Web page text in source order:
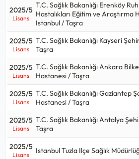
2025/5
Lisans
T.C. Sağlık Bakanlığı Erenköy
Hastalıkları Eğitim ve Araştırma
Istanbul / Taşra
2025/5
Lisans
T.C. Sağlık Bakanlığı Kayseri
Taşra
2025/5
Lisans
T.C. Sağlık Bakanlığı Ankara
Hastanesi / Taşra
2025/5
Lisans
T.C. Sağlık Bakanlığı Gaziantep
Hastanesi / Taşra
2025/5
Lisans
T.C. Sağlık Bakanlığı Antalya
Taşra
2025/5
Lisans Istanbul Tuzla Ilçe Sağlık